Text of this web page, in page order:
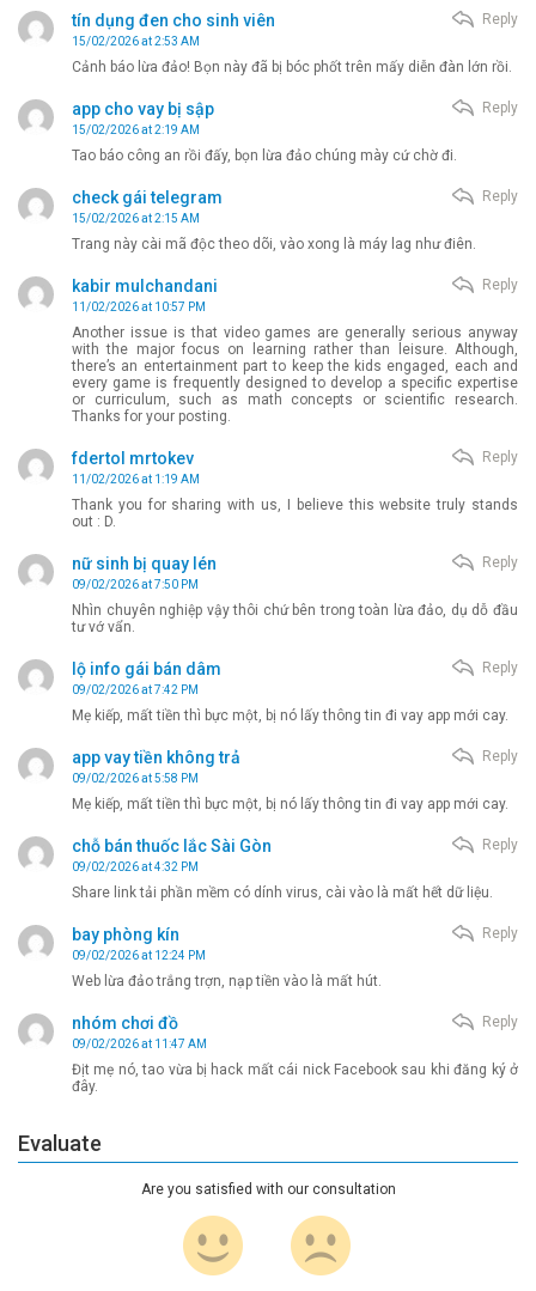
tín dụng đen cho sinh viên
15/02/2026 at 2:53 AM
Cảnh báo lừa đảo! Bọn này đã bị bóc phốt trên mấy diễn đàn lớn rồi.
Reply
app cho vay bị sập
15/02/2026 at 2:19 AM
Tao báo công an rồi đấy, bọn lừa đảo chúng mày cứ chờ đi.
Reply
check gái telegram
15/02/2026 at 2:15 AM
Trang này cài mã độc theo dõi, vào xong là máy lag như điên.
Reply
kabir mulchandani
11/02/2026 at 10:57 PM
Another issue is that video games are generally serious anyway
with the major focus on learning rather than leisure. Although,
there’s an entertainment part to keep the kids engaged, each and
every game is frequently designed to develop a specific expertise
or curriculum, such as math concepts or scientific research.
Thanks for your posting.
Reply
fdertol mrtokev
11/02/2026 at 1:19 AM
Thank you for sharing with us, I believe this website truly stands
out : D.
Reply
nữ sinh bị quay lén
09/02/2026 at 7:50 PM
Nhìn chuyên nghiệp vậy thôi chứ bên trong toàn lừa đảo, dụ dỗ đầu
tư vớ vẩn.
Reply
lộ info gái bán dâm
09/02/2026 at 7:42 PM
Mẹ kiếp, mất tiền thì bực một, bị nó lấy thông tin đi vay app mới cay.
Reply
app vay tiền không trả
09/02/2026 at 5:58 PM
Mẹ kiếp, mất tiền thì bực một, bị nó lấy thông tin đi vay app mới cay.
Reply
chỗ bán thuốc lắc Sài Gòn
09/02/2026 at 4:32 PM
Share link tải phần mềm có dính virus, cài vào là mất hết dữ liệu.
Reply
bay phòng kín
09/02/2026 at 12:24 PM
Web lừa đảo trắng trợn, nạp tiền vào là mất hút.
Reply
nhóm chơi đồ
09/02/2026 at 11:47 AM
Địt mẹ nó, tao vừa bị hack mất cái nick Facebook sau khi đăng ký ở
đây.
Reply
Evaluate
Are you satisfied with our consultation